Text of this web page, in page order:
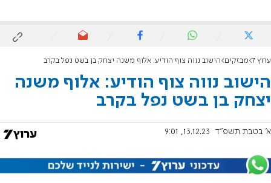
ערוץ 7 מבזקים הישוב נווה צוף הודיע: אלוף משנה יצחק בן בשט נפל בקרב
הישוב נווה צוף הודיע: אלוף משנה
יצחק בן בשט נפל בקרב
א' בטבת תשפ"ד 13.12.23, 9:01